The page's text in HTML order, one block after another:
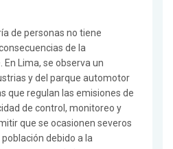
de personas no tiene
de la
Lima, se observa un
y del parque automotor
que regulan las emisiones de
de control, monitoreo y
que se ocasionen severos
debido a la